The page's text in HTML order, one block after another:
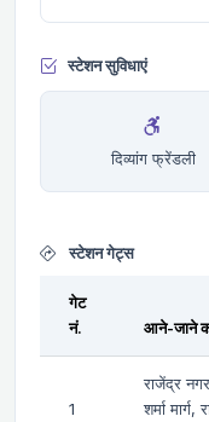
स्टेशन सुविधाएं
दिव्यांग फ्रेंडली
स्टेशन गेट्स
गेट
नं.
आने-जाने
1
राजेंद्र
शर्मा